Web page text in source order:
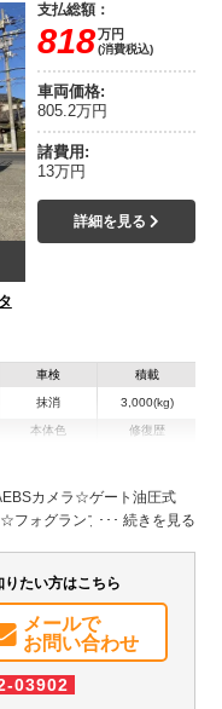
支払総額：
818万円
(消費税込)
車両価格:
805.2万円
諸費用:
13万円
詳細を見る
車検
抹消
積載
3,000(kg)
本体色 修復歴
カメラ☆ゲート油圧式
フォグランプ☆LEDヘッド
りたい方はこちら
メールで
お問い合わせ
03902